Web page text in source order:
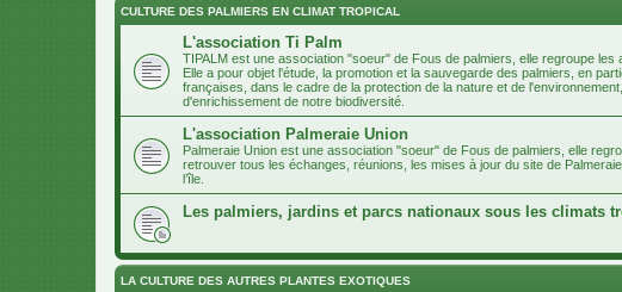
CULTURE DES PALMIERS EN CLIMAT TROPICAL
L'association Ti Palm
TIPALM est une association "soeur" de Fous de palmiers, elle regroupe
Elle a pour objet l'étude, la promotion et la sauvegarde des palmiers, en
françaises, dans le cadre de la protection de la nature et de
d'enrichissement de notre biodiversité.
L'association Palmeraie Union
Palmeraie Union est une association "soeur" de Fous de palmiers, elle
retrouver tous les échanges, réunions, les mises à jour du site de
l’île.
Les palmiers, jardins et parcs nationaux sous les climats
LA CULTURE DES AUTRES PLANTES EXOTIQUES